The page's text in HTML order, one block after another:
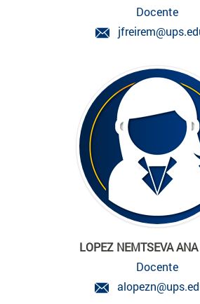
Docente
LOPEZ NEMTSEVA
Docente